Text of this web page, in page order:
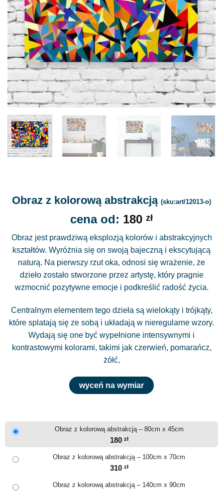
Obraz z kolorową abstrakcją (sku:art/12013-o)
cena od: 180 zł
Obraz jest prawdziwą eksplozją kolorów i abstrakcyjnych
kształtów. Wyróżnia się on swoją bajeczną i ekscytującą
naturą. Na pierwszy rzut oka, odnosi się wrażenie, że
dzieło zostało stworzone przez artystę, który pragnie
wzmocnić pozytywne emocje i podkreślić radość życia.
Centralnym elementem tego dzieła są wielokąty i trójkąty,
które splatają się ze sobą i układają w nieregularne wzory.
Wydają się one być wypełnione intensywnymi i
kontrastowymi kolorami, takimi jak czerwień, pomarańcz,
żółć,
wyceń na wymiar
Obraz z kolorową abstrakcją – 80cm x 45cm
180 zł
Obraz z kolorową abstrakcją – 100cm x 70cm
310 zł
Obraz z kolorową abstrakcją – 140cm x 90cm